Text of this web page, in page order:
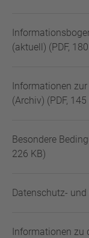
(aktuell) (PDF,
Informationen
(Archiv) (PDF, 145
Besondere
226 KB)
Datenschutz-
Informationen zu